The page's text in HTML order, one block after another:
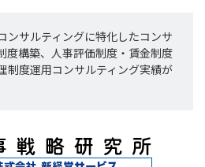
ンサルティングに特化したコンサ
度構築、人事評価制度・賃金制度
制度運用コンサルティング実績が